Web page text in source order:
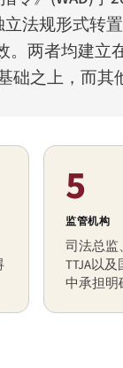
立法规形式转
。两者均建
之上，而其
5
监管机构
司法总监
TTJA以
中承担明